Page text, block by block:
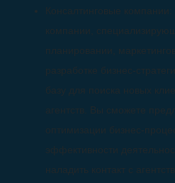
Консалтинговые компании:
компании,
планировании,
разработке бизнес-
базу для поиска новых
агентств. Вы сможете
оптимизации бизнес-
эффективности
наладить контакт с